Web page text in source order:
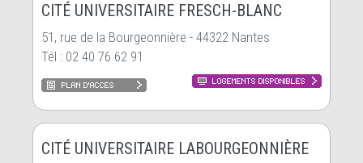
CITÉ UNIVERSITAIRE FRESCH-BLANC
51, rue de la Bourgeonnière - 44322 Nantes
Tél : 02 40 76 62 91
CITÉ UNIVERSITAIRE LABOURGEONNIÈRE